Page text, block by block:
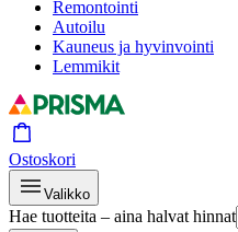
Remontointi
Autoilu
Kauneus ja hyvinvointi
Lemmikit
Ostoskori
Valikko
Hae tuotteita – aina halvat hinnat